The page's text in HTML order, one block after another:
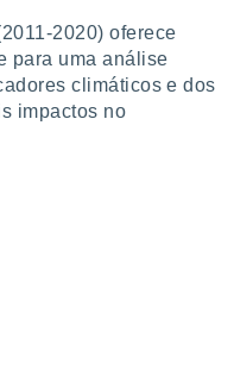
2020) oferece
para uma análise
climáticos e dos
impactos no